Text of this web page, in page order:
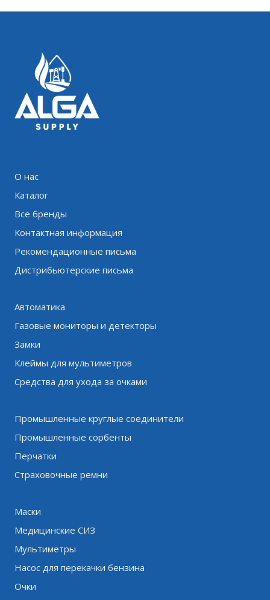
О нас
Каталог
Все бренды
Контактная информация
Рекомендационные письма
Дистрибьютерские письма
Автоматика
Газовые мониторы и детекторы
Замки
Клеймы для мультиметров
Средства для ухода за очками
Промышленные круглые соединители
Промышленные сорбенты
Перчатки
Страховочные ремни
Маски
Медицинские СИЗ
Мультиметры
Насос для перекачки бензина
Очки